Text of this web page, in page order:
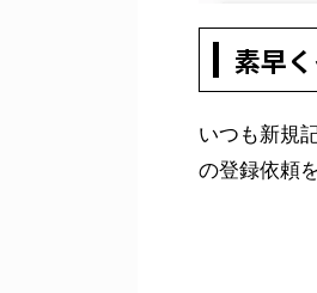
素早
いつも新規
の登録依頼